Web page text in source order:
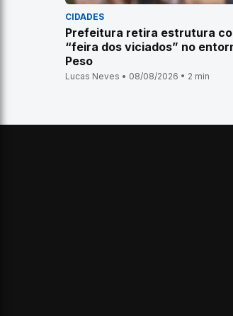
CIDADES
Prefeitura retira estrutura
“feira dos viciados” no
Peso
Lucas Neves • 08/08/2026 • 2 min